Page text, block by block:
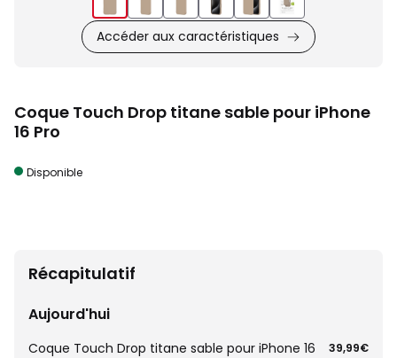
Accéder aux caractéristiques
Coque Touch Drop titane sable pour iPhone
16 Pro
Disponible
Récapitulatif
Aujourd'hui
Coque Touch Drop titane sable pour iPhone 16
39,99€